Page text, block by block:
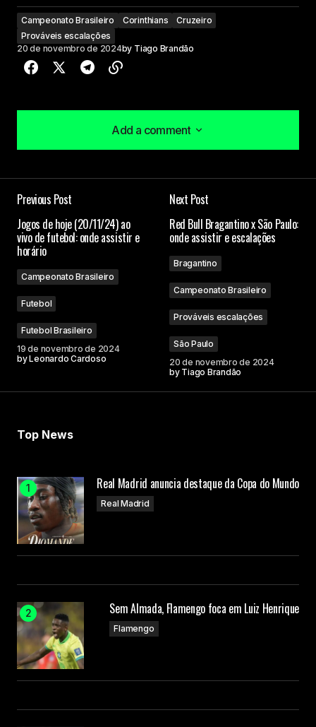
Campeonato Brasileiro Corinthians
Cruzeiro
Prováveis escalações
20 de novembro de 2024by Tiago Brandão
Add a comment
Add a comment
Campos obrigatórios são marcados com*
Your Name
Previous Post
Jogos de hoje (20/11/24) ao
vivo de futebol: onde assistir e
horário
Campeonato Brasileiro
Futebol
Futebol Brasileiro
19 de novembro de 2024
byLeonardo Cardoso
Next Post
Red Bull Bragantino x São Paulo:
onde assistir e escalações
Bragantino
Campeonato Brasileiro
Prováveis escalações
São Paulo
20 de novembro de 2024
by Tiago Brandão
Top News
Real Madrid anuncia destaque da Copa do Mundo
Real Madrid
Sem Almada, Flamengo foca em Luiz Henrique
Flamengo